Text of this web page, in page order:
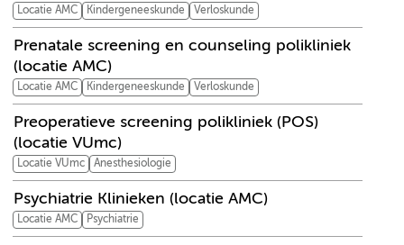
Locatie AMC Kindergeneeskunde Verloskunde
Prenatale screening en counseling polikliniek
(locatie AMC)
Locatie AMC Kindergeneeskunde Verloskunde
Preoperatieve screening polikliniek (POS)
(locatie VUmc)
Locatie VUmc Anesthesiologie
Psychiatrie Klinieken (locatie AMC)
Locatie AMC Psychiatrie